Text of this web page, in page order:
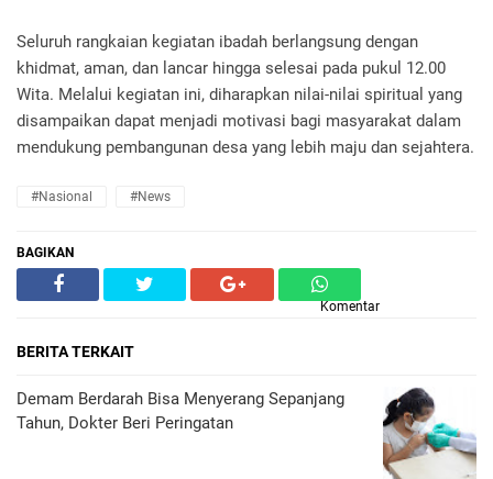
Seluruh rangkaian kegiatan ibadah berlangsung dengan
khidmat, aman, dan lancar hingga selesai pada pukul 12.00
Wita. Melalui kegiatan ini, diharapkan nilai-nilai spiritual yang
disampaikan dapat menjadi motivasi bagi masyarakat dalam
mendukung pembangunan desa yang lebih maju dan sejahtera.
#Nasional #News
BAGIKAN
Komentar
BERITA TERKAIT
Demam Berdarah Bisa Menyerang Sepanjang
Tahun, Dokter Beri Peringatan